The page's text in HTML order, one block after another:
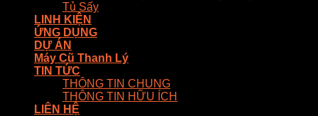
Tủ Sấy
LINH KIỆN
ỨNG DỤNG
DỰ ÁN
Máy Cũ Thanh Lý
TIN TỨC
THÔNG TIN CHUNG
THÔNG TIN HỮU ÍCH
LIÊN HỆ